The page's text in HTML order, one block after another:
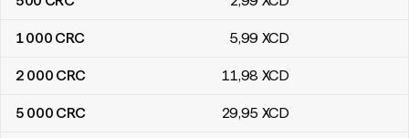
1 000 CRC 5,99 XCD
2 000 CRC 11,98 XCD
5 000 CRC 29,95 XCD